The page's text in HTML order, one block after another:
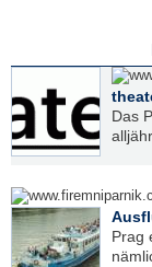
Das
Prag